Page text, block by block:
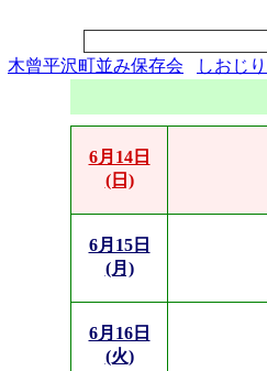
木曾平沢町並み保存会 しおじ
6月14日
(日)
6月15日
(月)
6月16日
(火)